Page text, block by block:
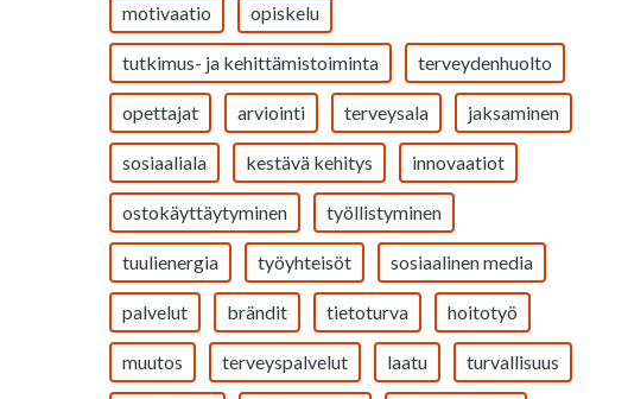
motivaatio opiskelu
tutkimus- ja kehittämistoiminta terveydenhuolto
opettajat arviointi terveysala jaksaminen
sosiaaliala kestävä kehitys innovaatiot
ostokäyttäytyminen työllistyminen
tuulienergia työyhteisöt sosiaalinen media
palvelut brändit tietoturva hoitotyö
muutos terveyspalvelut laatu turvallisuus